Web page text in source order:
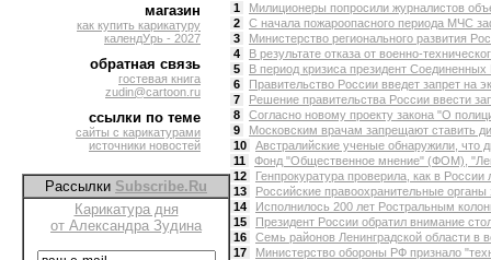
магазин
как купить карикатуру
календУрь - 2027
обратная связь
гостевая книга
zudin@cartoon.ru
ссылки по теме
сайты с карикатурами
источники новостей
Рассылки Subscribe.Ru
Карикатура дня
от Александра Зудина
1
Милиционеры попросили журналистов
2
С начала пожароопасного периода МЧС
3
Министерство регионального развития
4
В результате отказа от военно-
5
В период кризиса президент
6
Правительство России введет запрет на
7
Решение правительства России ввести
8
Согласно новому проекту закона "О
9
Московским врачам запрещают ставить
10
Австралийские ученые обнаружили, что
11
Фонд "Общественное мнение" (ФОМ),
12
Генпрокуратура проверила, как в
13
Российские правоохранительные
14
Исполнилось 200 лет Ростральным
15
Президент России обратил внимание
16
Семь районов Ленинградской области в
17
Министерство обороны РФ признало